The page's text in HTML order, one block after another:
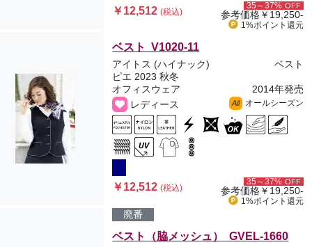
￥12,512(税込)
35～37% OFF
参考価格￥19,250-
1%ポイント 還元
ベスト V1020-11
アイトス (ハイナック)
ベスト
ピエ 2023 秋冬
オフィスウェア
2014年発売
レディース
All オールシーズン
￥12,512(税込)
35～37% OFF
参考価格￥19,250-
1%ポイント 還元
廃番
ベスト（脇メッシュ） GVEL-1660